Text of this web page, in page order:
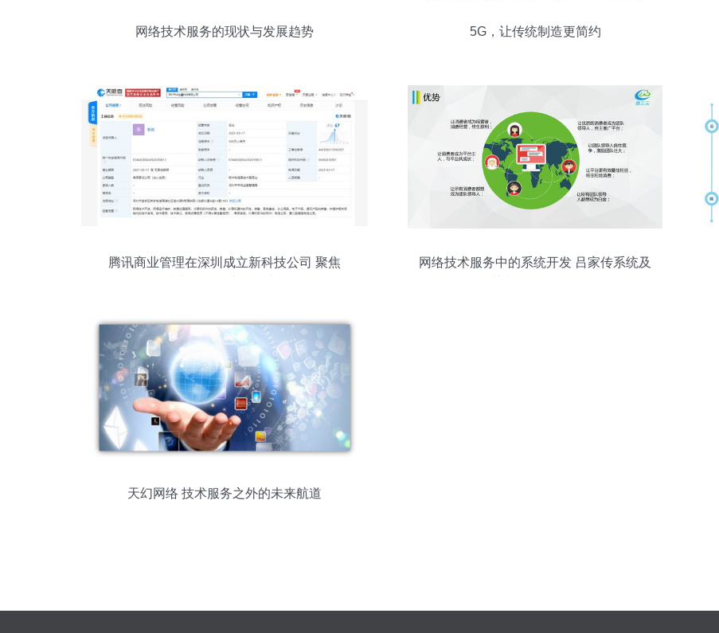
网络技术服务的现状与发展趋势 5G，让传统制造更简约
腾讯商业管理在深圳成立新科技公司 聚焦
网络技术服务中的系统开发 吕家传系统及
天幻网络 技术服务之外的未来航道